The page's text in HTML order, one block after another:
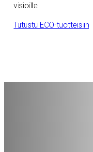
visioille.
Tutustu ECO-tuotteisiin